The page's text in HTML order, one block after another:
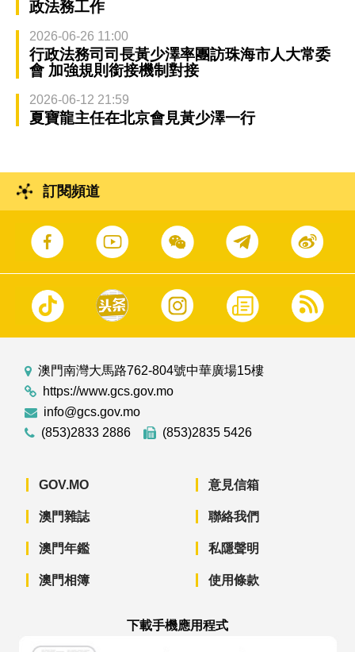
政法務工作
2026-06-26 11:00
行政法務司司長黃少澤率團訪珠海市人大常委
會 加強規則銜接機制對接
2026-06-12 21:59
夏寶龍主任在北京會見黃少澤一行
訂閱頻道
澳門南灣大馬路762-804號中華廣場15樓
https://www.gcs.gov.mo
info@gcs.gov.mo
(853)2833 2886
(853)2835 5426
GOV.MO
澳門雜誌
澳門年鑑
澳門相簿
意見信箱
聯絡我們
私隱聲明
使用條款
下載手機應用程式